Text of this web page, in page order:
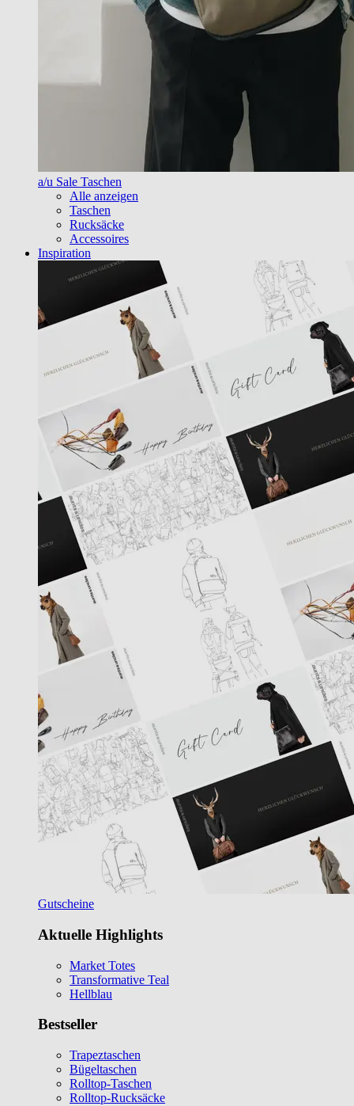
a/u Sale Taschen
Alle anzeigen
Taschen
Rucksäcke
Accessoires
Inspiration
Gutscheine
Aktuelle Highlights
Market Totes
Transformative Teal
Hellblau
Bestseller
Trapeztaschen
Bügeltaschen
Rolltop-Taschen
Rolltop-Rucksäcke